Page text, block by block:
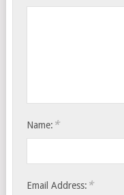
Name: *
Email Address: *